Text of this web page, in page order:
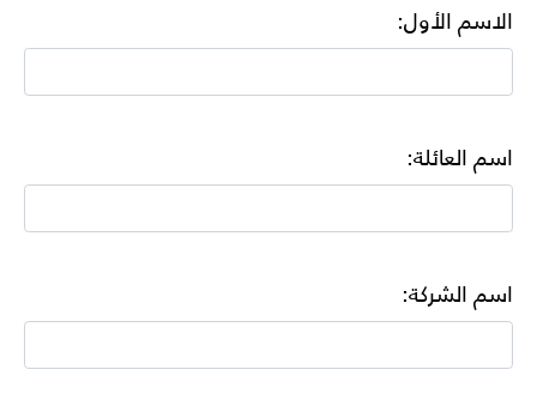
الاسم الأول:
اسم العائلة:
اسم الشركة: